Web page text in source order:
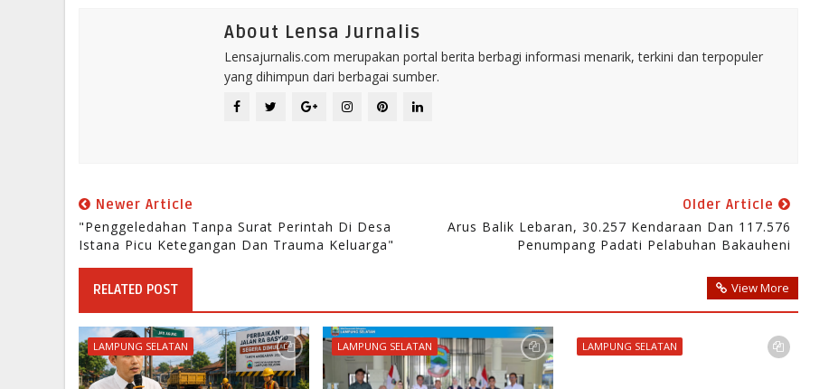
About Lensa Jurnalis
Lensajurnalis.com merupakan portal berita berbagi informasi menarik, terkini dan terpopuler
yang dihimpun dari berbagai sumber.
Newer Article
"Penggeledahan Tanpa Surat Perintah Di Desa
Istana Picu Ketegangan Dan Trauma Keluarga"
Older Article
Arus Balik Lebaran, 30.257 Kendaraan Dan 117.576
Penumpang Padati Pelabuhan Bakauheni
RELATED POST View More
LAMPUNG SELATAN LAMPUNG SELATAN LAMPUNG SELATAN